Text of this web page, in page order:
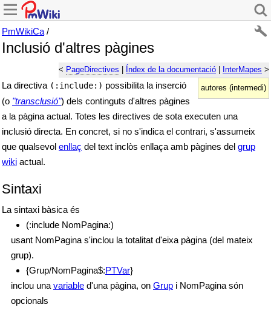
PmWikiCa /
Inclusió d'altres pàgines
< PageDirectives Índex de la documentació InterMapes >
autores (intermedi)
La directiva (:include:) possibilita la inserció
(o "transclusió") dels continguts d'altres pàgines
a la pàgina actual. Totes les directives de sota executen una
inclusió directa. En concret, si no s'indica el contrari, s'assumeix
que qualsevol enllaç del text inclòs enllaça amb pàgines del grup
wiki actual.
Sintaxi
La sintaxi bàsica és
(:include NomPagina:)
usant NomPagina s'inclou la totalitat d'eixa pàgina (del mateix
grup).
{Grup/NomPagina$:PTVar}
inclou una variable d'una pàgina, on Grup i NomPagina són
opcionals